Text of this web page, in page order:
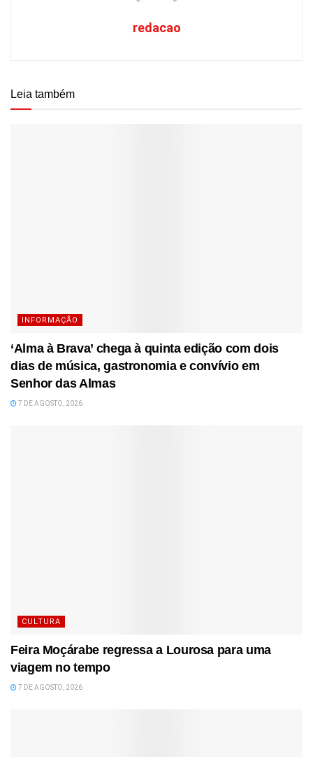
redacao
Leia também
INFORMAÇÃO
‘Alma à Brava’ chega à quinta edição com dois
dias de música, gastronomia e convívio em
Senhor das Almas
7 DE AGOSTO, 2026
CULTURA
Feira Moçárabe regressa a Lourosa para uma
viagem no tempo
7 DE AGOSTO, 2026